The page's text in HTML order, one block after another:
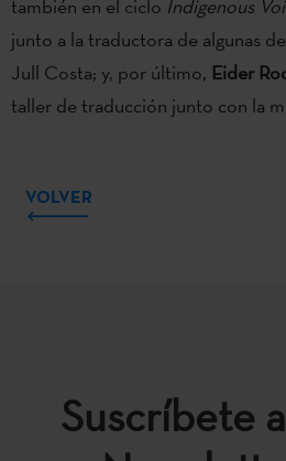
también en el ciclo Indigenous
junto a la traductora de algunas
Jull Costa; y, por último, Eider
taller de traducción junto con la
VOLVER
Suscríbete